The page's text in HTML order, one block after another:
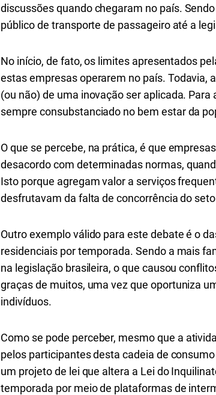
discussões quando chegaram no país.
público de transporte de passageiro até a
No início, de fato, os limites apresentados
estas empresas operarem no país. Todavia,
(ou não) de uma inovação ser aplicada.
sempre consubstanciado no bem estar da
O que se percebe, na prática, é que
desacordo com determinadas normas,
Isto porque agregam valor a serviços
desfrutavam da falta de concorrência do
Outro exemplo válido para este debate é o
residenciais por temporada. Sendo a mais
na legislação brasileira, o que causou
graças de muitos, uma vez que oportuniza
indivíduos.
Como se pode perceber, mesmo que a
pelos participantes desta cadeia de
um projeto de lei que altera a Lei do
temporada por meio de plataformas de